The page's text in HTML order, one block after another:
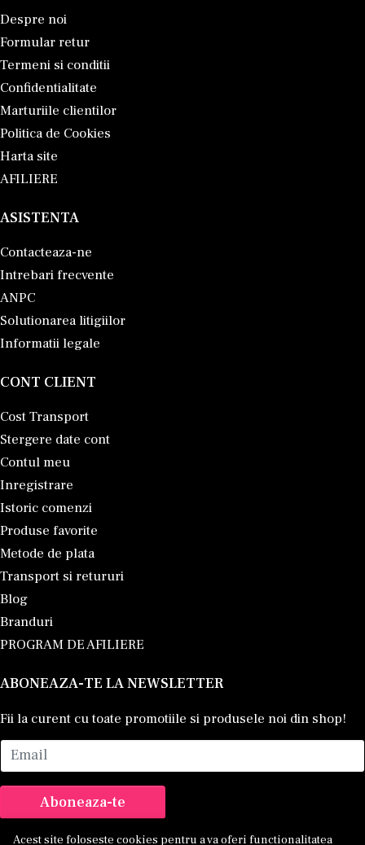
Acest site foloseste cookies pentru a va oferi functionalitatea
Despre noi
Formular retur
Termeni si conditii
Confidentialitate
Marturiile clientilor
Politica de Cookies
Harta site
AFILIERE
ASISTENTA
Contacteaza-ne
Intrebari frecvente
ANPC
Solutionarea litigiilor
Informatii legale
CONT CLIENT
Cost Transport
Stergere date cont
Contul meu
Inregistrare
Istoric comenzi
Produse favorite
Metode de plata
Transport si retururi
Blog
Branduri
PROGRAM DE AFILIERE
ABONEAZA-TE LA NEWSLETTER
Fii la curent cu toate promotiile si produsele noi din shop!
Email
Aboneaza-te